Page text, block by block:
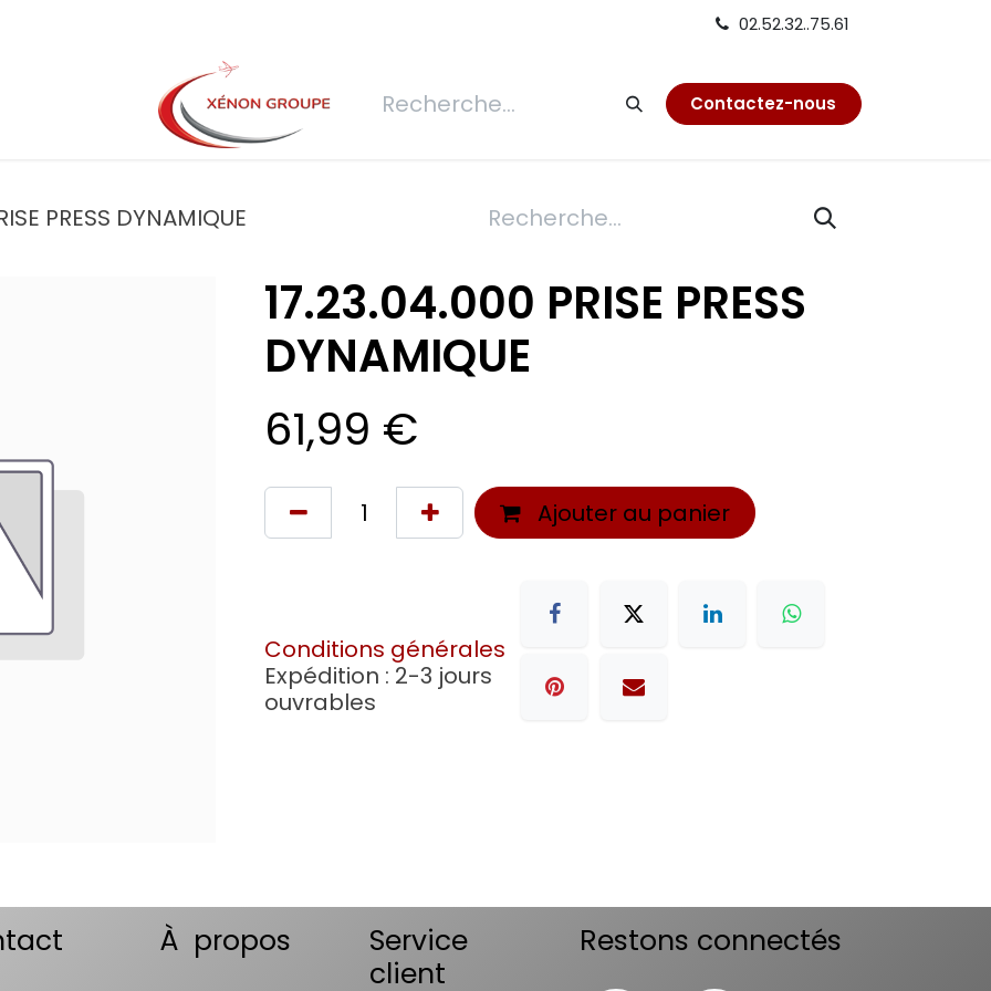
02.52.32..75.61
Demande de devis Connexion Réfection Contactez-nous
PRESS DYNAMIQUE
17.23.04.000 PRISE PRESS
DYNAMIQUE
61,99 €
Ajouter au panier
Conditions générales
Expédition : 2-3 jours
ouvrables
À propos
Service
client
Restons connectés